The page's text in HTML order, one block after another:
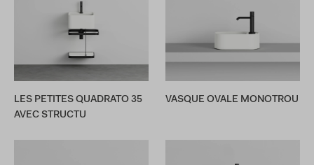
LES PETITES QUADRATO 35
AVEC STRUCTU
VASQUE OVALE MONOTROU